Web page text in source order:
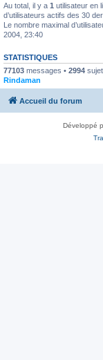
Au total, il y a 1 utilisateur en
d’utilisateurs actifs des 30
Le nombre maximal
2004, 23:40
STATISTIQUES
77103 messages • 2994
Rindaman
Accueil du forum
Développé